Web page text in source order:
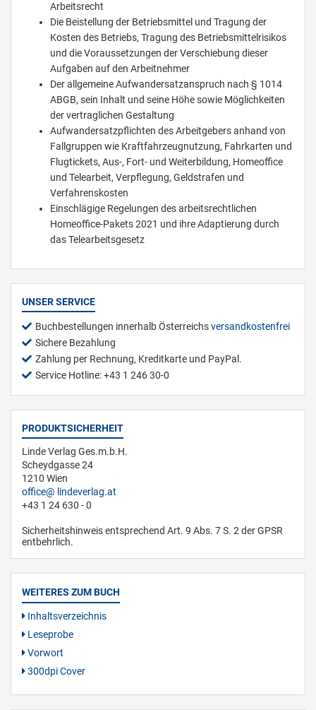
Arbeitsrecht
Die Beistellung der Betriebsmittel und Tragung der
Kosten des Betriebs, Tragung des Betriebsmittelrisikos
und die Voraussetzungen der Verschiebung dieser
Aufgaben auf den Arbeitnehmer
Der allgemeine Aufwandersatzanspruch nach § 1014
ABGB, sein Inhalt und seine Höhe sowie Möglichkeiten
der vertraglichen Gestaltung
Aufwandersatzpflichten des Arbeitgebers anhand von
Fallgruppen wie Kraftfahrzeugnutzung, Fahrkarten und
Flugtickets, Aus-, Fort- und Weiterbildung, Homeoffice
und Telearbeit, Verpflegung, Geldstrafen und
Verfahrenskosten
Einschlägige Regelungen des arbeitsrechtlichen
Homeoffice-Pakets 2021 und ihre Adaptierung durch
das Telearbeitsgesetz
UNSER SERVICE
Buchbestellungen innerhalb Österreichsversandkostenfrei
Sichere Bezahlung
Zahlung per Rechnung, Kreditkarte und PayPal.
Service Hotline: +43 1 246 30-0
PRODUKTSICHERHEIT
Linde Verlag Ges.m.b.H.
Scheydgasse 24
1210 Wien
office
lindeverlag.at
+43 1 24 630 - 0
Sicherheitshinweis entsprechend Art. 9 Abs. 7 S. 2 der GPSR
entbehrlich.
WEITERES ZUM BUCH
Inhaltsverzeichnis
Leseprobe
Vorwort
300dpi Cover